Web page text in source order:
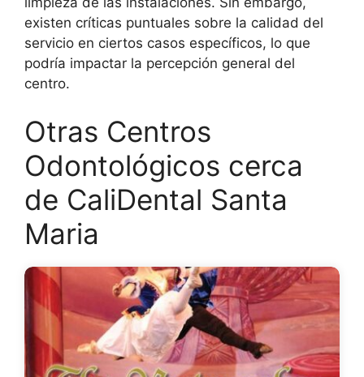
existen críticas puntuales sobre la calidad del
servicio en ciertos casos específicos, lo que
podría impactar la percepción general del
centro.
Otras Centros
Odontológicos cerca
de CaliDental Santa
Maria